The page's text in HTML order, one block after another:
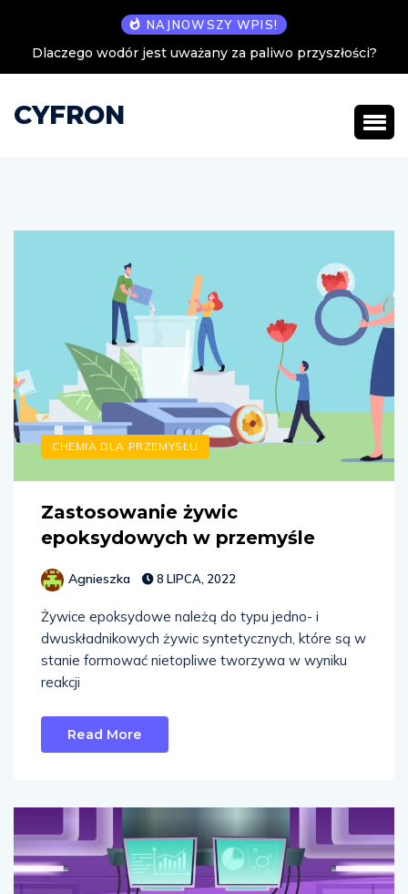
NAJNOWSZY WPIS!
wodór jest uważany za paliwo przyszłości? Zwrot
CYFRON
CHEMIA DLA PRZEMYSŁU
Zastosowanie żywic
epoksydowych w przemyśle
Agnieszka 8 LIPCA, 2022
Żywice epoksydowe należą do typu jedno- i
dwuskładnikowych żywic syntetycznych, które są w
stanie formować nietopliwe tworzywa w wyniku
reakcji
Read More